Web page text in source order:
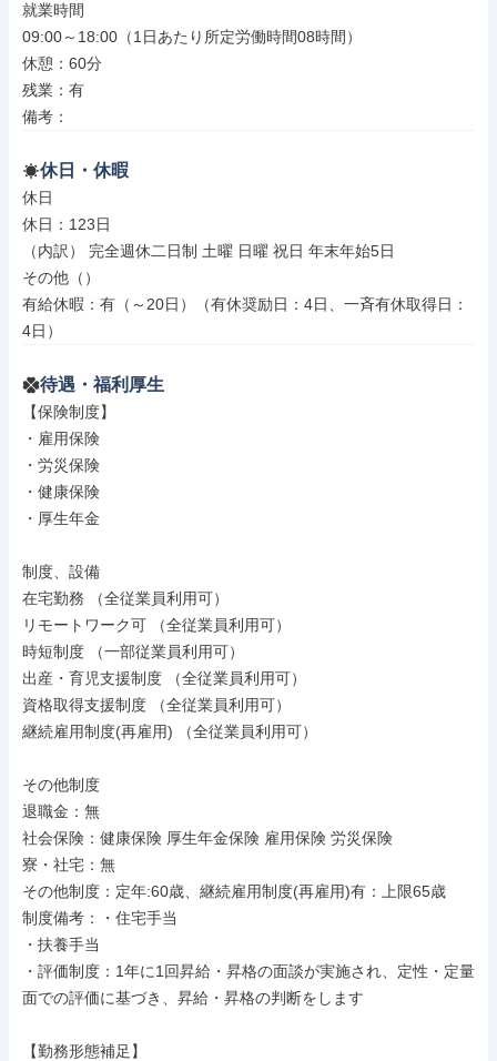
就業時間
09:00～18:00（1日あたり所定労働時間08時間）
休憩：60分
残業：有
備考：
休日・休暇
休日
休日：123日
（内訳） 完全週休二日制 土曜 日曜 祝日 年末年始5日
その他（）
有給休暇：有（～20日）（有休奨励日：4日、一斉有休取得日：
4日）
待遇・福利厚生
【保険制度】
・雇用保険
・労災保険
・健康保険
・厚生年金
制度、設備
在宅勤務 （全従業員利用可）
リモートワーク可 （全従業員利用可）
時短制度 （一部従業員利用可）
出産・育児支援制度 （全従業員利用可）
資格取得支援制度 （全従業員利用可）
継続雇用制度(再雇用) （全従業員利用可）
その他制度
退職金：無
社会保険：健康保険 厚生年金保険 雇用保険 労災保険
寮・社宅：無
その他制度：定年:60歳、継続雇用制度(再雇用)有：上限65歳
制度備考：・住宅手当
・扶養手当
・評価制度：1年に1回昇給・昇格の面談が実施され、定性・定量
面での評価に基づき、昇給・昇格の判断をします
【勤務形態補足】